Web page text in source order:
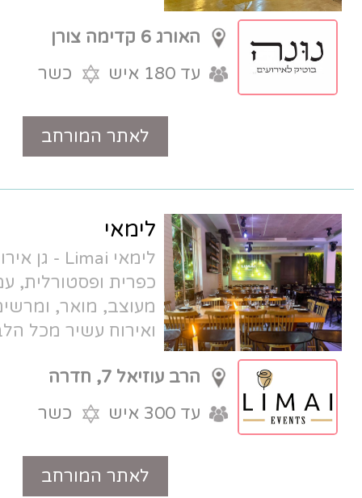
האורג 6 קדימה צורן
כשר
טלפון
לימאי
לימאי Limai - גן אירועים בוטיק באווירה
כפרית ופסטורלית, עם אולם טכנולוגי,
מעוצב, מואר, ומרשים. קולינריה מוקפדת
ואירוח עשיר מכל הלב, במתחם אירועים
מוש-לם.
הרב עוזיאל 7, חדרה
עד 300 איש
כשר
טלפון